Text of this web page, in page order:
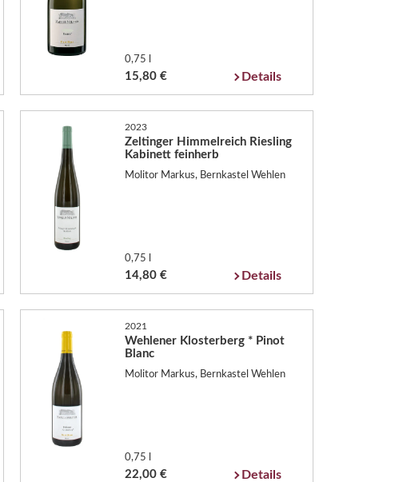
0,75 l
15,80 € Details
2023
Zeltinger Himmelreich Riesling
Kabinett feinherb
Molitor Markus, Bernkastel Wehlen
0,75 l
14,80 € Details
2021
Wehlener Klosterberg * Pinot
Blanc
Molitor Markus, Bernkastel Wehlen
0,75 l
22,00 € Details